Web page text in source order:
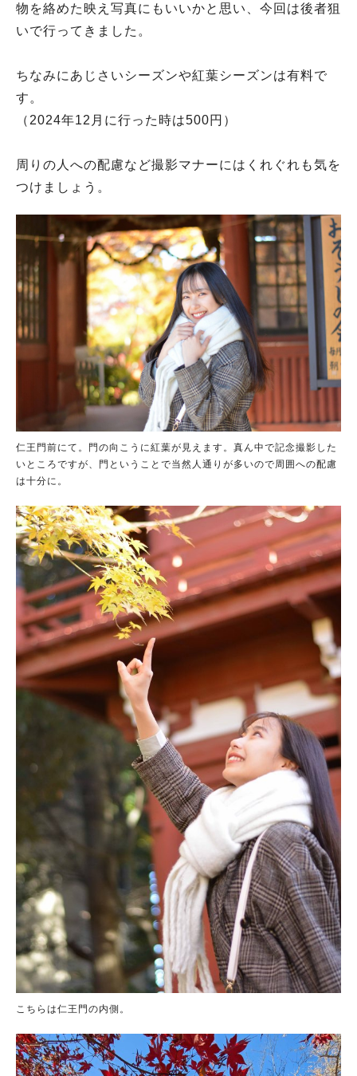
物を絡めた映え写真にもいいかと思い、今回は後者狙
いで行ってきました。
ちなみにあじさいシーズンや紅葉シーズンは有料で
す。
（2024年12月に行った時は500円）
周りの人への配慮など撮影マナーにはくれぐれも気を
つけましょう。
仁王門前にて。門の向こうに紅葉が見えます。真ん中で記念撮影した
いところですが、門ということで当然人通りが多いので周囲への配慮
は十分に。
こちらは仁王門の内側。